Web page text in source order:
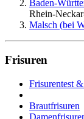
Baden-
Rhein-
Malsch (bei
Frisuren
Frisurentest
Brautfrisuren